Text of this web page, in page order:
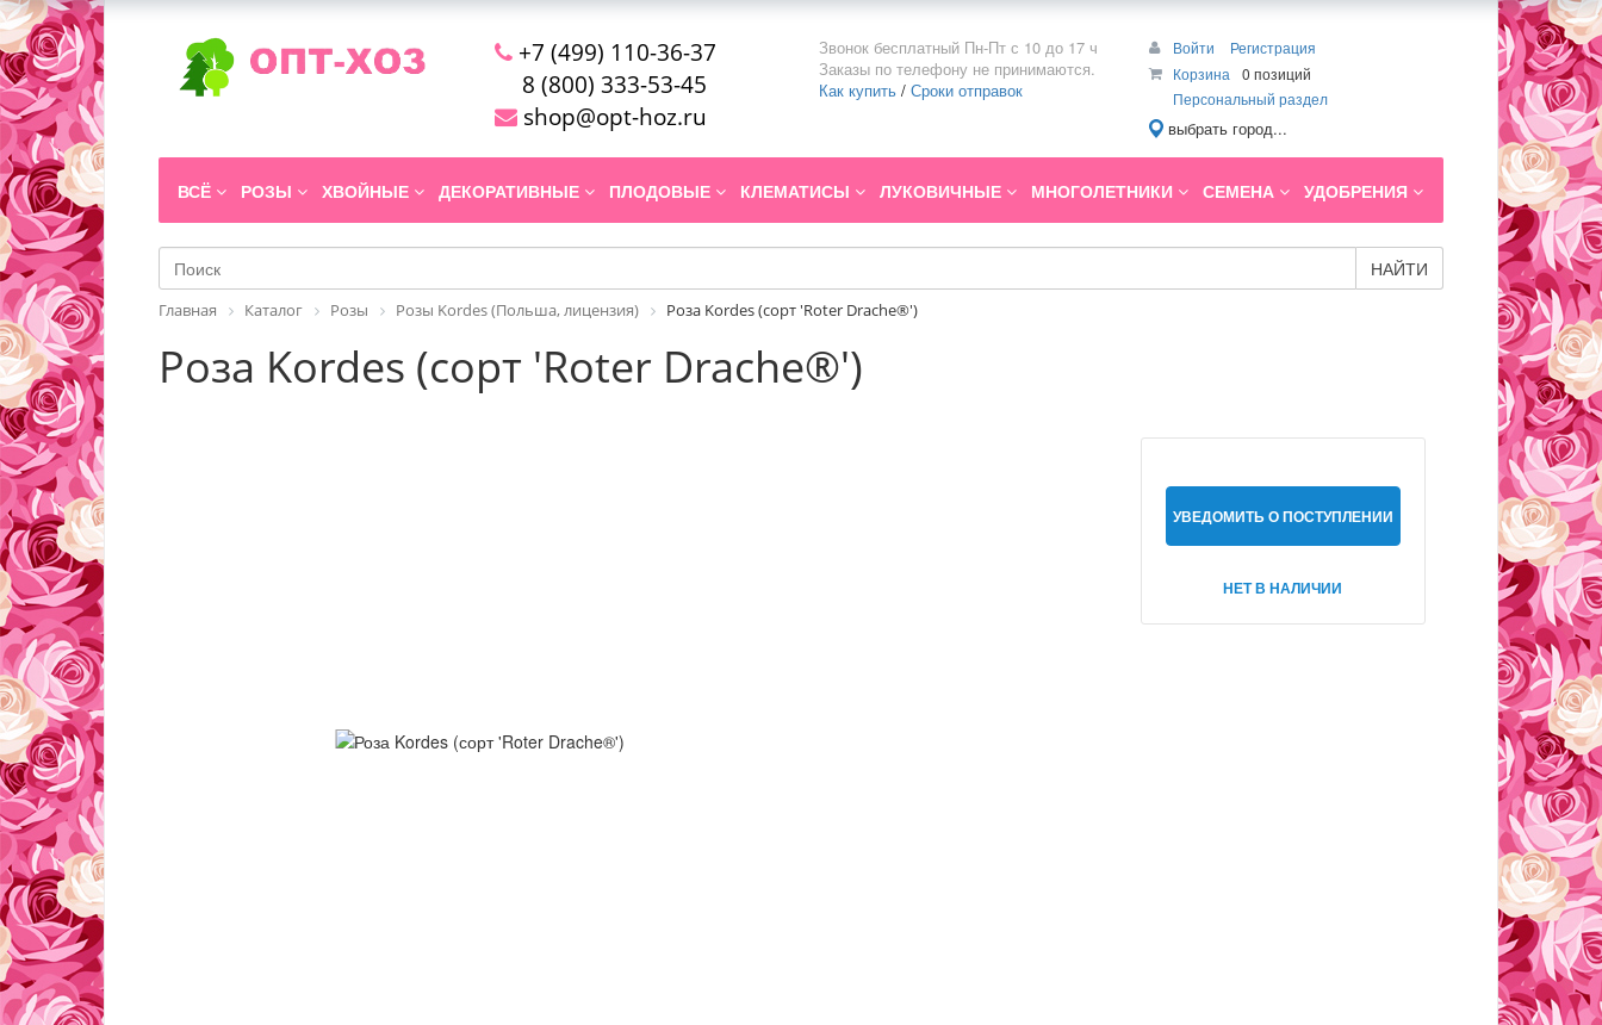
+7 (499) 110-36-37
8 (800) 333-53-45
shop@opt-hoz.ru
Звонок бесплатный Пн-Пт с 10 до 17 ч
Заказы по телефону не принимаются.
Как купить / Сроки отправок
Войти
Регистрация
Корзина
0 позиций
Персональный раздел
выбрать город...
ВСЁ РОЗЫ ХВОЙНЫЕ ДЕКОРАТИВНЫЕ ПЛОДОВЫЕ КЛЕМАТИСЫ ЛУКОВИЧНЫЕ МНОГОЛЕТНИКИ СЕМЕНА УДОБРЕНИЯ
НАЙТИ
Главная Каталог Розы Розы Kordes (Польша, лицензия) Роза Kordes (сорт 'Roter Drache®')
Роза Kordes (сорт 'Roter Drache®')
УВЕДОМИТЬ О ПОСТУПЛЕНИИ
НЕТ В НАЛИЧИИ